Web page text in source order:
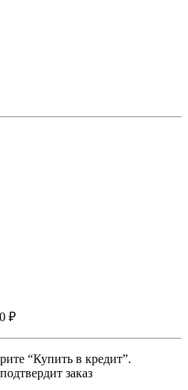
₽
“Купить в кредит”.
заказ